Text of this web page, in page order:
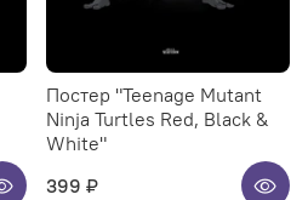
Постер "Teenage Mutant
Ninja Turtles Red, Black &
White"
399 ₽